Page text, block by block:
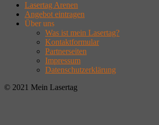
Lasertag Arenen
Angebot eintragen
Über uns
Was ist mein Lasertag?
Kontaktformular
Partnerseiten
Impressum
Datenschutzerklärung
© 2021 Mein Lasertag